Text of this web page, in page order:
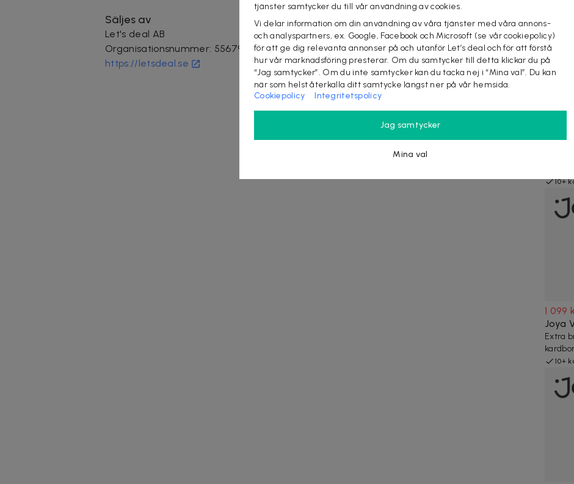
Säljes av
Let's deal AB
Organisationsnummer: 556796-3466
https://letsdeal.se
DEAL AVSLUTAD
Joya
10+
1 099
Joya
Extra
10+
tjänster samtycker du till vår användning av cookies.
Vi delar information om din användning av våra tjänster med våra annons-
och analyspartners, ex. Google, Facebook och Microsoft (se vår cookiepolicy)
för att ge dig relevanta annonser på och utanför Let’s deal och för att förstå
hur vår marknadsföring presterar. Om du samtycker till detta klickar du på
“Jag samtycker”. Om du inte samtycker kan du tacka nej i “Mina val”. Du kan
när som helst återkalla ditt samtycke längst ner på vår hemsida.
Cookiepolicy
Integritetspolicy
Jag samtycker
Mina val